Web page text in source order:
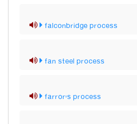
falconbridge process
fan steel process
farror's process